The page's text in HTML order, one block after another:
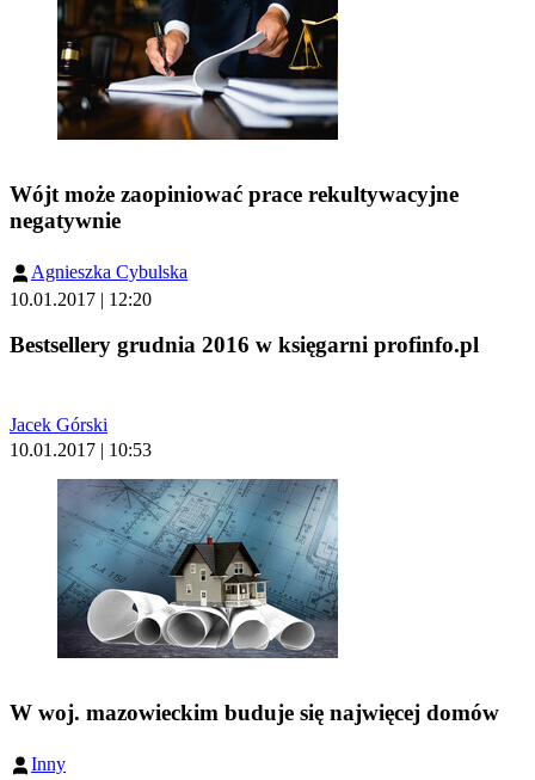
Wójt może zaopiniować prace rekultywacyjne
negatywnie
Agnieszka Cybulska
10.01.2017 | 12:20
Bestsellery grudnia 2016 w księgarni profinfo.pl
Jacek Górski
10.01.2017 | 10:53
W woj. mazowieckim buduje się najwięcej domów
Inny